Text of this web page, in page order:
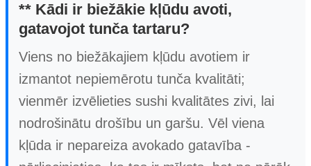
** Kādi ir biežākie kļūdu avoti,
gatavojot tunča tartaru?
Viens no biežākajiem kļūdu avotiem ir
izmantot nepiemērotu tunča kvalitāti;
vienmēr izvēlieties sushi kvalitātes zivi, lai
nodrošinātu drošību un garšu. Vēl viena
kļūda ir nepareiza avokado gatavība -